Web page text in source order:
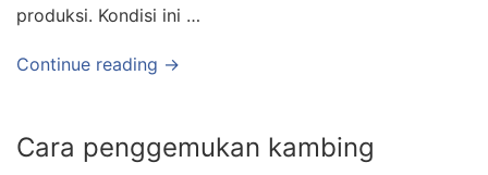
produksi. Kondisi ini …
Continue reading →
Cara penggemukan kambing